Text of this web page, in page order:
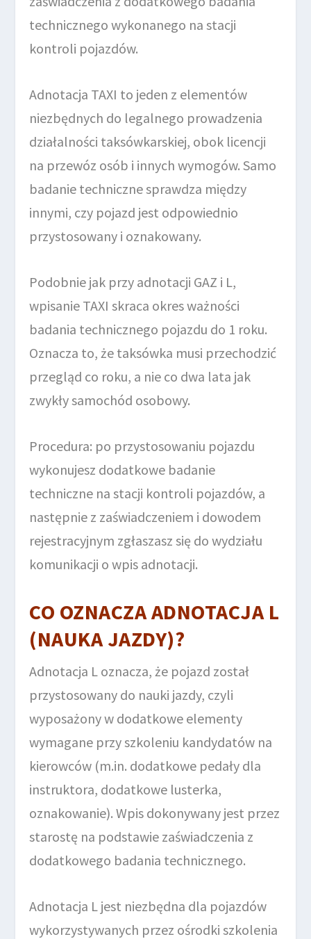
technicznego wykonanego na stacji
kontroli pojazdów.
Adnotacja TAXI to jeden z elementów
niezbędnych do legalnego prowadzenia
działalności taksówkarskiej, obok licencji
na przewóz osób i innych wymogów. Samo
badanie techniczne sprawdza między
innymi, czy pojazd jest odpowiednio
przystosowany i oznakowany.
Podobnie jak przy adnotacji GAZ i L,
wpisanie TAXI skraca okres ważności
badania technicznego pojazdu do 1 roku.
Oznacza to, że taksówka musi przechodzić
przegląd co roku, a nie co dwa lata jak
zwykły samochód osobowy.
Procedura: po przystosowaniu pojazdu
wykonujesz dodatkowe badanie
techniczne na stacji kontroli pojazdów, a
następnie z zaświadczeniem i dowodem
rejestracyjnym zgłaszasz się do wydziału
komunikacji o wpis adnotacji.
CO OZNACZA ADNOTACJA L
(NAUKA JAZDY)?
Adnotacja L oznacza, że pojazd został
przystosowany do nauki jazdy, czyli
wyposażony w dodatkowe elementy
wymagane przy szkoleniu kandydatów na
kierowców (m.in. dodatkowe pedały dla
instruktora, dodatkowe lusterka,
oznakowanie). Wpis dokonywany jest przez
starostę na podstawie zaświadczenia z
dodatkowego badania technicznego.
Adnotacja L jest niezbędna dla pojazdów
wykorzystywanych przez ośrodki szkolenia